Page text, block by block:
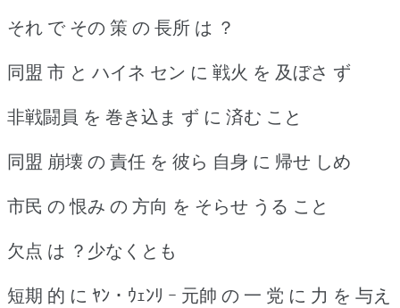
それ で その 策 の 長所 は ？
同盟 市 と ハイネ セン に 戦火 を 及ぼさ ず
非戦闘員 を 巻き込ま ず に 済む こと
同盟 崩壊 の 責任 を 彼ら 自身 に 帰せ しめ
市民 の 恨み の 方向 を そらせ うる こと
欠点 は ？少なくとも
短期 的 に ﾔﾝ ･ ｳｪﾝﾘ ｰ 元帥 の 一 党 に 力 を 与え